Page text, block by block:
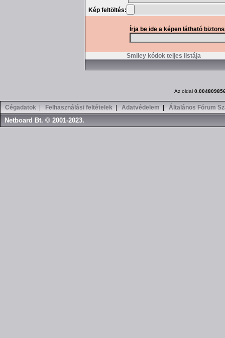
Kép feltöltés:
Írja be ide a képen látható
Smiley kódok teljes listája
Az oldal
Cégadatok Felhasználási feltételek Adatvédelem Általános Fórum
Netboard Bt. © 2001-2023.